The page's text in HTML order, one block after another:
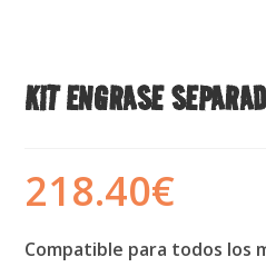
KIT ENGRASE
218.40€
Compatible para todos los